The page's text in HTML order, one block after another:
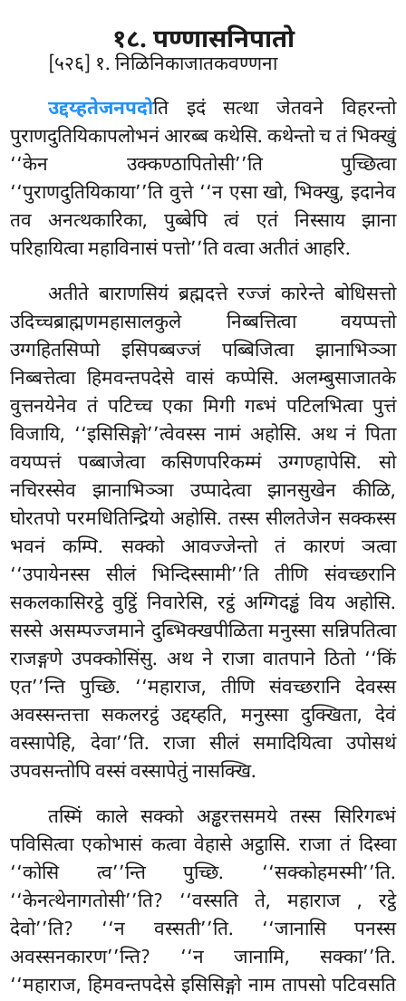
१८. पण्णासनिपातो
[५२६] १. निळिनिकाजातकवण्णना
उद्दय्हतेजनपदोति इदं सत्था जेतवने विहरन्तो
पुराणदुतियिकापलोभनं आरब्ब कथेसि. कथेन्तो च तं भिक्खुं
‘‘केन उक्कण्ठापितोसी’’ति पुच्छित्वा
‘‘पुराणदुतियिकाया’’ति वुत्ते ‘‘न एसा खो, भिक्खु, इदानेव
तव अनत्थकारिका, पुब्बेपि त्वं एतं निस्साय झाना
परिहायित्वा महाविनासं पत्तो’’ति वत्वा अतीतं आहरि.
अतीते बाराणसियं ब्रह्मदत्ते रज्जं कारेन्ते बोधिसत्तो
उदिच्चब्राह्मणमहासालकुले निब्बत्तित्वा वयप्पत्तो
उग्गहितसिप्पो इसिपब्बज्जं पब्बिजित्वा झानाभिञ्ञा
निब्बत्तेत्वा हिमवन्तपदेसे वासं कप्पेसि. अलम्बुसाजातके
वुत्तनयेनेव तं पटिच्च एका मिगी गब्भं पटिलभित्वा पुत्तं
विजायि, ‘‘इसिसिङ्गो’’त्वेवस्स नामं अहोसि. अथ नं पिता
वयप्पत्तं पब्बाजेत्वा कसिणपरिकम्मं उग्गण्हापेसि. सो
नचिरस्सेव झानाभिञ्ञा उप्पादेत्वा झानसुखेन कीळि,
घोरतपो परमधितिन्द्रियो अहोसि. तस्स सीलतेजेन सक्कस्स
भवनं कम्पि. सक्को आवज्जेन्तो तं कारणं ञत्वा
‘‘उपायेनस्स सीलं भिन्दिस्सामी’’ति तीणि संवच्छरानि
सकलकासिरट्ठे वुट्ठिं निवारेसि, रट्ठं अग्गिदड्ढं विय अहोसि.
सस्से असम्पज्जमाने दुब्भिक्खपीळिता मनुस्सा सन्निपतित्वा
राजङ्गणे उपक्कोसिंसु. अथ ने राजा वातपाने ठितो ‘‘किं
एत’’न्ति पुच्छि. ‘‘महाराज, तीणि संवच्छरानि देवस्स
अवस्सन्तत्ता सकलरट्ठं उद्दय्हति, मनुस्सा दुक्खिता, देवं
वस्सापेहि, देवा’’ति. राजा सीलं समादियित्वा उपोसथं
उपवसन्तोपि वस्सं वस्सापेतुं नासक्खि.
तस्मिं काले सक्को अड्ढरत्तसमये तस्स सिरिगब्भं
पविसित्वा एकोभासं कत्वा वेहासे अट्ठासि. राजा तं दिस्वा
‘‘कोसि त्व’’न्ति पुच्छि. ‘‘सक्कोहमस्मी’’ति.
‘‘केनत्थेनागतोसी’’ति? ‘‘वस्सति ते, महाराज , रट्ठे
देवो’’ति? ‘‘न वस्सती’’ति. ‘‘जानासि पनस्स
अवस्सनकारण’’न्ति? ‘‘न जानामि, सक्का’’ति.
‘‘महाराज, हिमवन्तपदेसेइसिसिङ्गो नाम तापसो पटिवसति